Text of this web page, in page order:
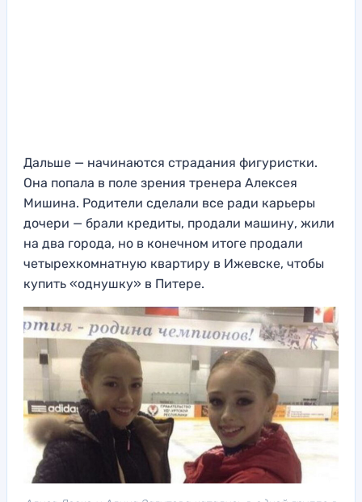
Дальше — начинаются страдания фигуристки.
Она попала в поле зрения тренера Алексея
Мишина. Родители сделали все ради карьеры
дочери — брали кредиты, продали машину, жили
на два города, но в конечном итоге продали
четырехкомнатную квартиру в Ижевске, чтобы
купить «однушку» в Питере.